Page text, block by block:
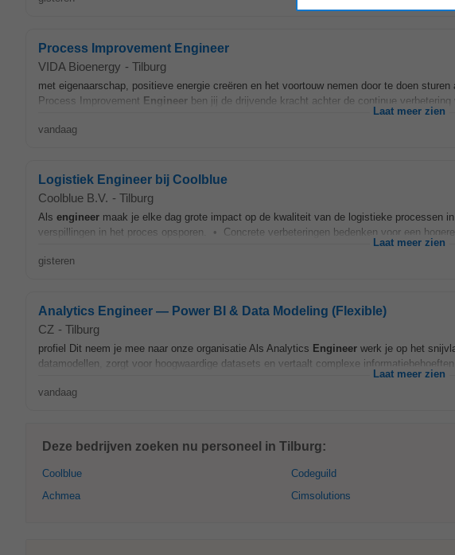
Process Improvement Engineer
VIDA Bioenergy - Tilburg
met eigenaarschap, positieve energie creëren en het voortouw nemen door te doen
Process Improvement Engineer ben jij de drijvende kracht achter de continue verbetering
Laat meer zien
vandaag
Logistiek Engineer bij Coolblue
Coolblue B.V. - Tilburg
Als engineer maak je elke dag grote impact op de kwaliteit van de logistieke processen
verspillingen in het proces opsporen. • Concrete verbeteringen bedenken voor een
Laat meer zien
gisteren
Analytics Engineer — Power BI & Data Modeling (Flexible)
CZ - Tilburg
profiel Dit neem je mee naar onze organisatie Als Analytics Engineer werk je op het
datamodellen, zorgt voor hoogwaardige datasets en vertaalt complexe
Laat meer zien
vandaag
Deze bedrijven zoeken nu personeel in Tilburg:
Coolblue
Achmea
Codeguild
Cimsolutions